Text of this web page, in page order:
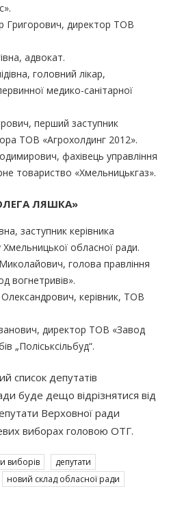
Григорович, директор ТОВ
адвокат.
головний лікар,
медико-санітарної
перший заступник
ТОВ «Агрохолдинг 2012».
фахівець управління
товариство «Хмельницькгаз».
ЛЯШКА»
заступник керівника
обласної ради.
голова правління
вогнетривів».
керівник, ТОВ
директор ТОВ «Завод
„Поліськсільбуд“.
список депутатів
буде дещо відрізнятися від
Верховної ради
виборах головою ОТГ.
виборів
депутати
новий склад обласної ради